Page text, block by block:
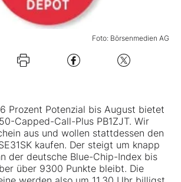
Foto: Börsenmedien AG
Prozent Potenzial bis August bietet
Capped-Call-Plus PB1ZJT. Wir
aus und wollen stattdessen den
kaufen. Der steigt um knapp
der deutsche Blue-Chip-Index bis
über 9300 Punkte bleibt. Die